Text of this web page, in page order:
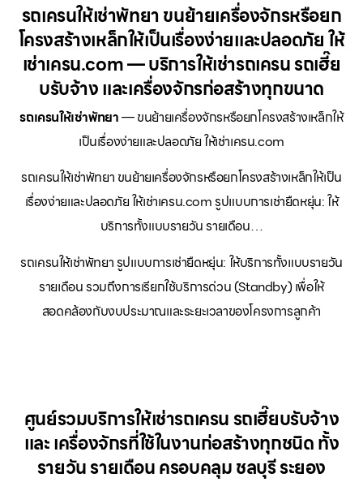
รถเครนให้เช่าพัทยา ขนย้ายเครื่องจักรหรือยก
โครงสร้างเหล็กให้เป็นเรื่องง่ายและปลอดภัย ให้
เช่าเครน.com — บริการให้เช่ารถเครน รถเฮี๊ย
บรับจ้าง และเครื่องจักรก่อสร้างทุกขนาด
รถเครนให้เช่าพัทยา— ขนย้ายเครื่องจักรหรือยกโครงสร้างเหล็กให้
เป็นเรื่องง่ายและปลอดภัย ให้เช่าเครน.com
รถเครนให้เช่าพัทยา ขนย้ายเครื่องจักรหรือยกโครงสร้างเหล็กให้เป็น
เรื่องง่ายและปลอดภัย ให้เช่าเครน.com รูปแบบการเช่ายืดหยุ่น: ให้
บริการทั้งแบบรายวัน รายเดือน…
รถเครนให้เช่าพัทยา รูปแบบการเช่ายืดหยุ่น: ให้บริการทั้งแบบรายวัน
รายเดือน รวมถึงการเรียกใช้บริการด่วน (Standby) เพื่อให้
สอดคล้องกับงบประมาณและระยะเวลาของโครงการลูกค้า
ศูนย์รวมบริการให้เช่ารถเครน รถเฮี๊ยบรับจ้าง
และ เครื่องจักรที่ใช้ในงานก่อสร้างทุกชนิด ทั้ง
รายวัน รายเดือน ครอบคลุม ชลบุรี ระยอง